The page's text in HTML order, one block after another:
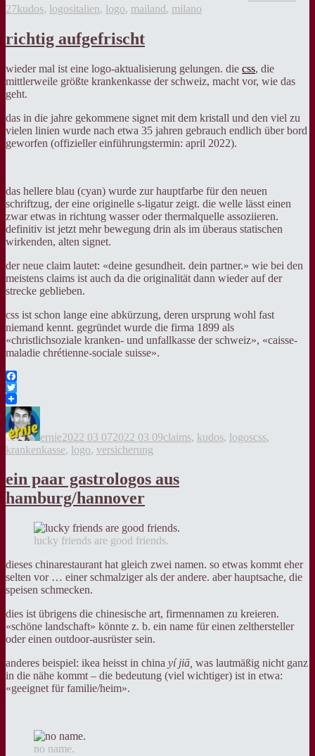
27Kategorien
kudos, logosTags
italien, logo, mailand, milano
richtig aufgefrischt
wieder mal ist eine logo-aktualisierung gelungen. die css, die
mittlerweile größte krankenkasse der schweiz, macht vor, wie das
geht.
das in die jahre gekommene signet mit dem kristall und den viel zu
vielen linien wurde nach etwa 35 jahren gebrauch endlich über bord
geworfen (offizieller einführungstermin: april 2022).
das hellere blau (cyan) wurde zur hauptfarbe für den neuen
schriftzug, der eine originelle s-ligatur zeigt. die welle lässt einen
zwar etwas in richtung wasser oder thermalquelle assoziieren.
definitiv ist jetzt mehr bewegung drin als im überaus statischen
wirkenden, alten signet.
der neue claim lautet: «deine gesundheit. dein partner.» wie bei den
meistens claims ist auch da die originalität dann wieder auf der
strecke geblieben.
css ist schon lange eine abkürzung, deren ursprung wohl fast
niemand kennt. gegründet wurde die firma 1899 als
«christlichsoziale kranken- und unfallkasse der schweiz», «caisse-
maladie chrétienne-sociale suisse».
Facebook
Twitter
ernie2022 03 072022 03 09claims, kudos, logoscss,
krankenkasse, logo, versicherung
ein paar gastrologos aus
hamburg/hannover
lucky friends are good friends.
dieses chinarestaurant hat gleich zwei namen. so etwas kommt eher
selten vor … einer schmalziger als der andere. aber hauptsache, die
speisen schmecken.
dies ist übrigens die chinesische art, firmennamen zu kreieren.
«schöne landschaft» könnte z. b. ein name für einen zelthersteller
oder einen outdoor-ausrüster sein.
anderes beispiel: ikea heisst in china yí jiā was lautmäßig nicht ganz
in die nähe kommt – die bedeutung (viel wichtiger) ist in etwa:
«geeignet für familie/heim».
no name.